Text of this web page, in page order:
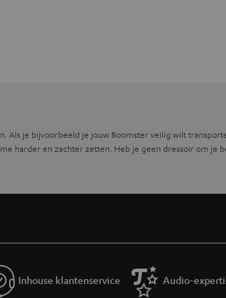
Als je bijvoorbeeld je jouw Boomster veilig wilt
harder en zachter zetten. Heb je geen dressoir om je
Inhouse klantenservice Audio-